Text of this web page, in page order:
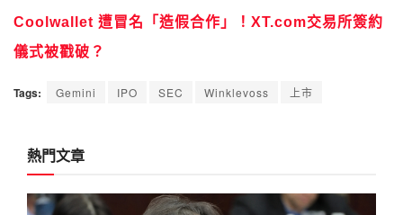
Coolwallet 遭冒名「造假合作」！XT.com交易所簽約
儀式被戳破？
Tags: Gemini IPO SEC Winklevoss 上市
熱門文章